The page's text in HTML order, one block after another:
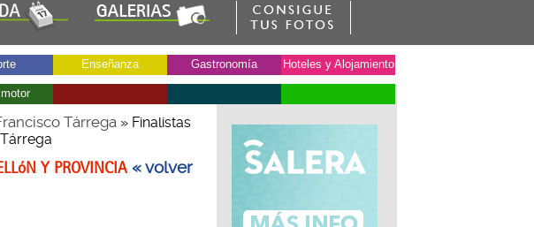
Enseñanza Gastronomía Hoteles y Alojamiento
Tárrega» Finalistas
Y PROVINCIA« volver